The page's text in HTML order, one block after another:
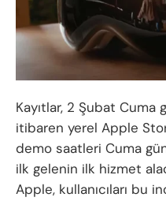
Kayıtlar, 2 Şubat Cuma
itibaren yerel Apple
demo saatleri Cuma
ilk gelenin ilk hizmet
Apple, kullanıcıları bu